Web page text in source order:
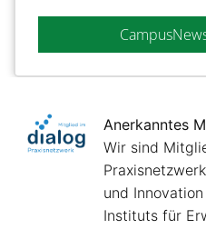
Anerkanntes
Wir sind
und
Instituts für